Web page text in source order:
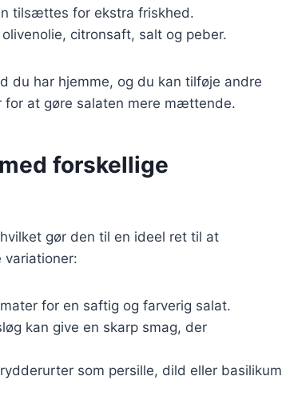
tilsættes for ekstra friskhed.
citronsaft, salt og peber.
du har hjemme, og du kan tilføje andre
for at gøre salaten mere mættende.
forskellige
gør den til en ideel ret til at
variationer:
for en saftig og farverig salat.
kan give en skarp smag, der
som persille, dild eller basilikum